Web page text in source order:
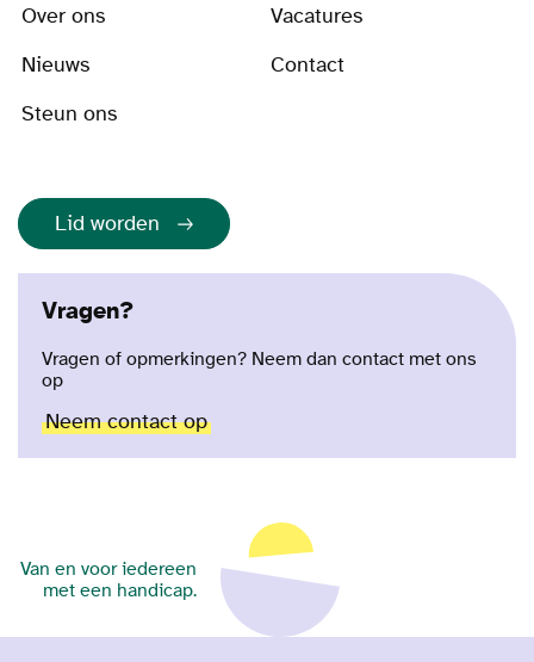
Over ons
Vacatures
Nieuws
Contact
Steun ons
Lid worden
Vragen?
Vragen of opmerkingen? Neem dan contact met ons
op
Neem contact op
Van en voor iedereen
met een handicap.